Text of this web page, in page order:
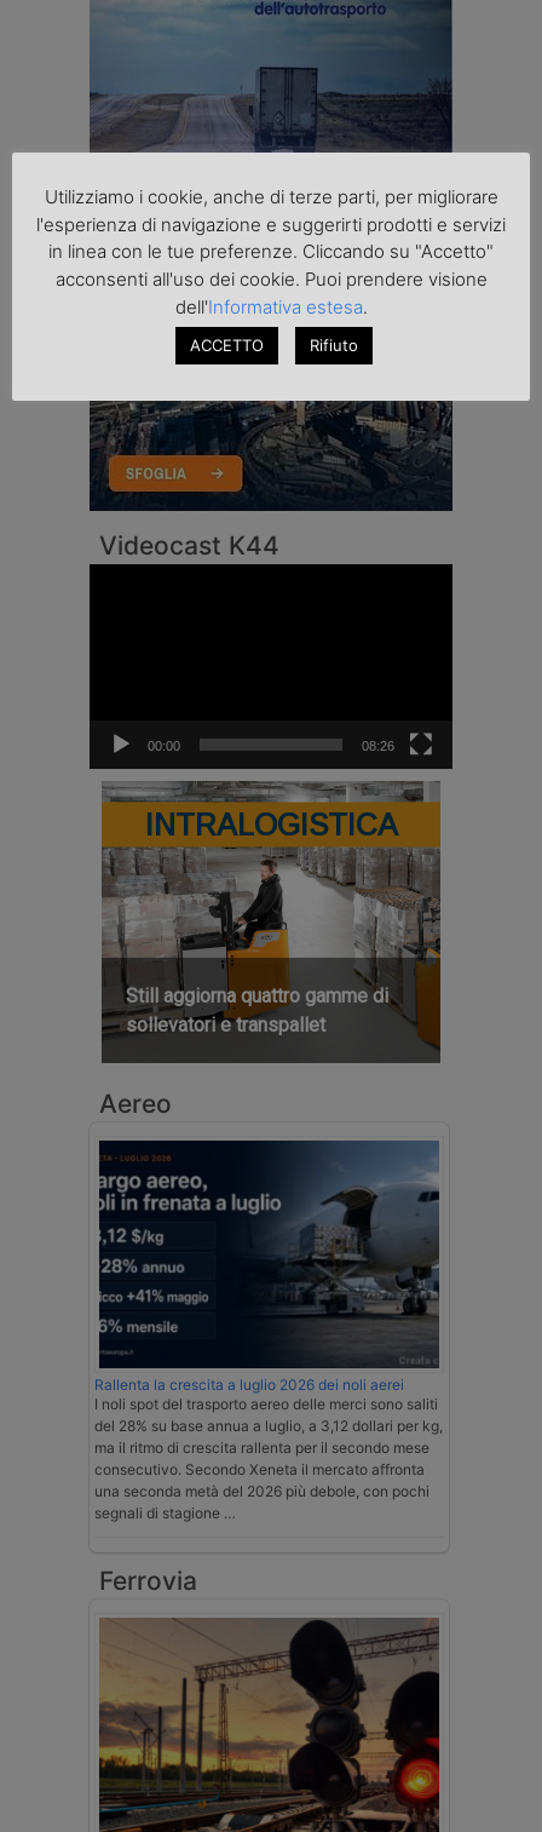
Videocast K44
00:00 08:26
INTRALOGISTICA
Still aggiorna quattro gamme di
sollevatori e transpallet
Aereo
Rallenta la crescita a luglio 2026 dei noli aerei
I noli spot del trasporto aereo delle merci sono saliti
del 28% su base annua a luglio, a 3,12 dollari per kg,
ma il ritmo di crescita rallenta per il secondo mese
consecutivo. Secondo Xeneta il mercato affronta
una seconda metà del 2026 più debole, con pochi
segnali di stagione …
Ferrovia
Utilizziamo i cookie, anche di terze parti, per migliorare
l'esperienza di navigazione e suggerirti prodotti e servizi
in linea con le tue preferenze. Cliccando su "Accetto"
acconsenti all'uso dei cookie. Puoi prendere visione
dell'Informativa estesa.
ACCETTO Rifiuto